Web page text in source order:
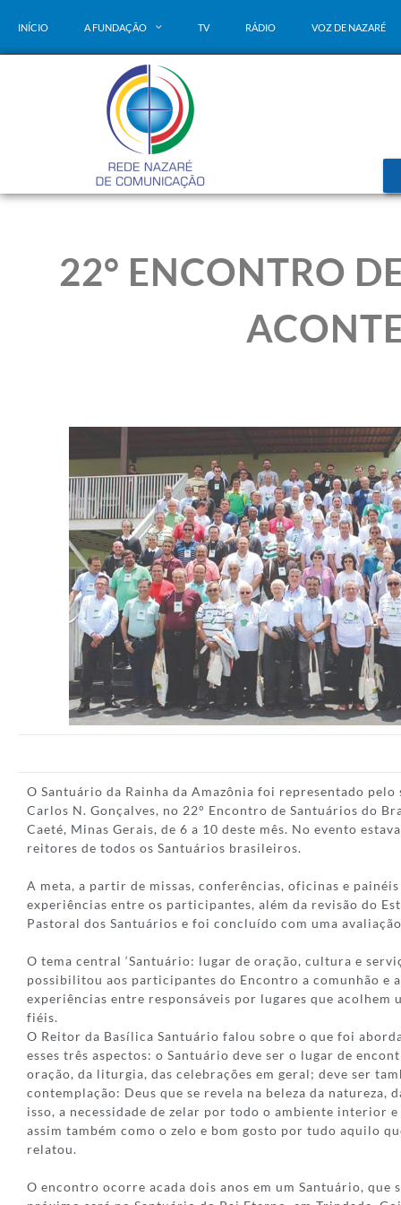
INÍCIO A FUNDAÇÃO TV RÁDIO VOZ DE NAZARÉ
22° ENCONTRO
O Santuário da Rainha da Amazônia foi representado pelo
Carlos N. Gonçalves, no 22° Encontro de Santuários do
Caeté, Minas Gerais, de 6 a 10 deste mês. No evento
reitores de todos os Santuários brasileiros.
A meta, a partir de missas, conferências, oficinas e
experiências entre os participantes, além da revisão do
Pastoral dos Santuários e foi concluído com uma
O tema central ‘Santuário: lugar de oração, cultura e
possibilitou aos participantes do Encontro a comunhão e
experiências entre responsáveis por lugares que acolhem
fiéis.
O Reitor da Basílica Santuário falou sobre o que foi
esses três aspectos: o Santuário deve ser o lugar de
oração, da liturgia, das celebrações em geral; deve ser
contemplação: Deus que se revela na beleza da natureza,
isso, a necessidade de zelar por todo o ambiente interior
assim também como o zelo e bom gosto por tudo aquilo
relatou.
O encontro ocorre acada dois anos em um Santuário, que